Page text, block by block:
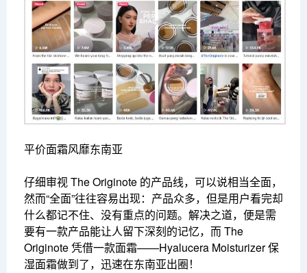
平价面霜风靡东南亚
仔细审视 The Originote 的产品线，可以说相当全面，
然而“全面”往往容易出现：产品众多，但是用户看完却
什么都记不住、没有重点的问题。解决之道，便是需
要有一款产品能让人留下深刻的记忆，而 The
Originote 凭借一款面霜——Hyalucera Moisturizer 保
湿面霜做到了，迅速在东南亚出圈！